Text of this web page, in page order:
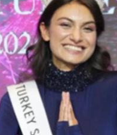
Balıkesir
Bilecik
Bingöl
Bitlis
Bolu